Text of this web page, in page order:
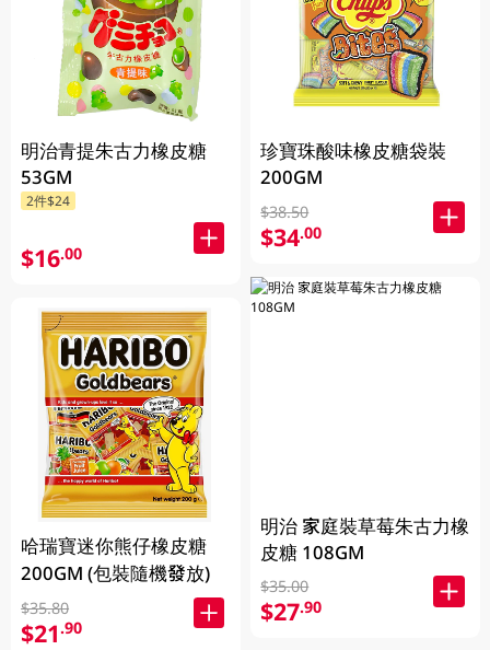
明治青提朱古力橡皮糖
53GM
2件$24
$16.00
哈瑞寶迷你熊仔橡皮糖
200GM (包裝隨機發放)
$35.80
$21.90
珍寶珠酸味橡皮糖袋裝
200GM
$38.50
$34.00
明治 家庭裝草莓朱古力橡
皮糖 108GM
$35.00
$27.90